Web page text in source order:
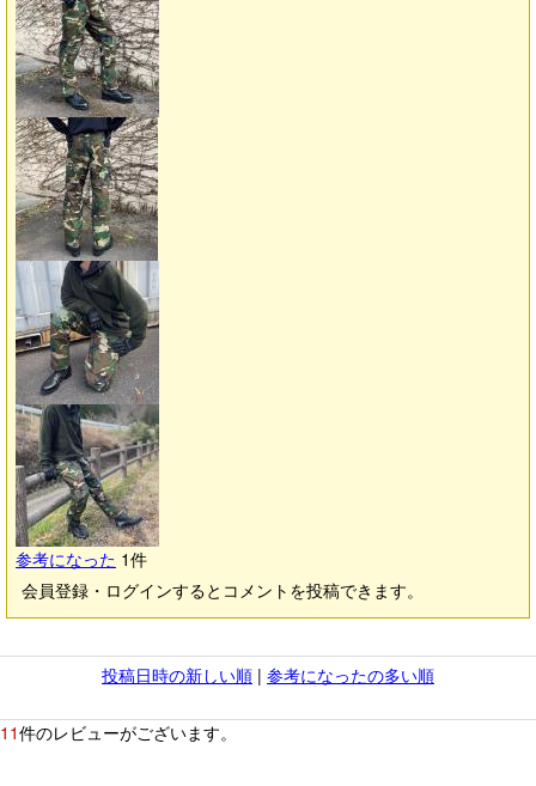
参考になった 1件
会員登録・ログインするとコメントを投稿できます。
投稿日時の新しい順 | 参考になったの多い順
11件のレビューがございます。